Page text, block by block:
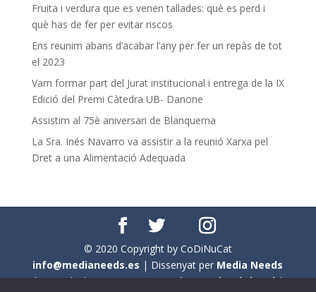
Fruita i verdura que es venen tallades: què es perd i
què has de fer per evitar riscos
Ens reunim abans d’acabar l’any per fer un repàs de tot
el 2023
Vam formar part del Jurat institucional i entrega de la IX
Edició del Premi Càtedra UB- Danone
Assistim al 75è aniversari de Blanquerna
La Sra. Inés Navarro va assistir a la reunió Xarxa pel
Dret a una Alimentació Adequada
© 2020 Copyright by CoDiNuCat
info@medianeeds.es | Dissenyat per Media Needs
| Tots els drets reservats aCoDiNuCat |Avís legal|